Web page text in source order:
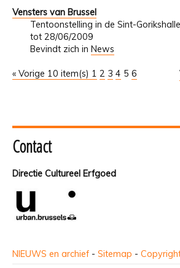
Vensters van Brussel
Tentoonstelling in de Sint-
tot 28/06/2009
Bevindt zich in News
« Vorige 10 item(s) 1 2 3 4 5 6
Contact
Directie Cultureel Erfgoed
NIEUWS en archief - Sitemap -